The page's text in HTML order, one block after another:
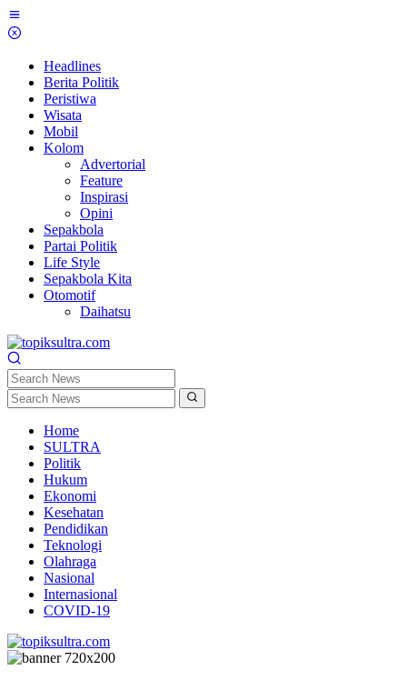
Skip
to
Headlines
Berita Politik
Peristiwa
Wisata
Mobil
Kolom
Advertorial
Feature
Inspirasi
Opini
Sepakbola
Partai Politik
Life Style
Sepakbola Kita
Otomotif
Daihatsu
Home
SULTRA
Politik
Hukum
Ekonomi
Kesehatan
Pendidikan
Teknologi
Olahraga
Nasional
Internasional
COVID-19